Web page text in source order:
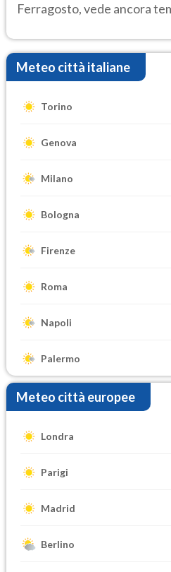
Ferragosto, vede ancora
Meteo città italiane
Torino
Genova
Milano
Bologna
Firenze
Roma
Napoli
Palermo
Meteo città europee
Londra
Parigi
Madrid
Berlino